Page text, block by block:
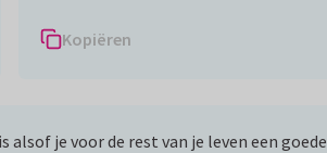
Kopiëren
alsof je voor de rest van je leven een goede